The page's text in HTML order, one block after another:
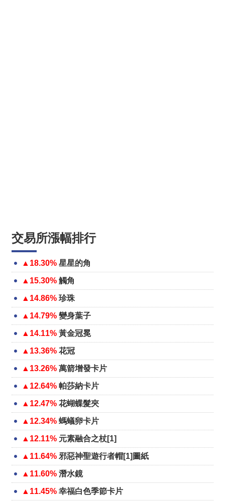
交易所漲幅排行
▲18.30% 星星的角
▲15.30% 觸角
▲14.86% 珍珠
▲14.79% 變身葉子
▲14.11% 黃金冠冕
▲13.36% 花冠
▲13.26% 萬箭增發卡片
▲12.64% 帕莎納卡片
▲12.47% 花蝴蝶髮夾
▲12.34% 螞蟻卵卡片
▲12.11% 元素融合之杖[1]
▲11.64% 邪惡神聖遊行者帽[1]圖紙
▲11.60% 潛水鏡
▲11.45% 幸福白色季節卡片